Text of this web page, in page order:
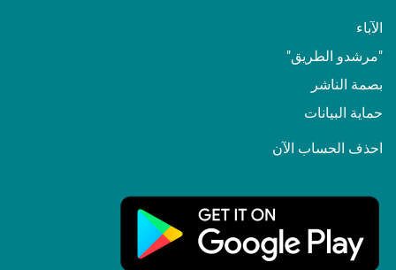
الآباء
"مرشدو الطريق"
بصمة الناشر
حماية البيانات
احذف الحساب الآن